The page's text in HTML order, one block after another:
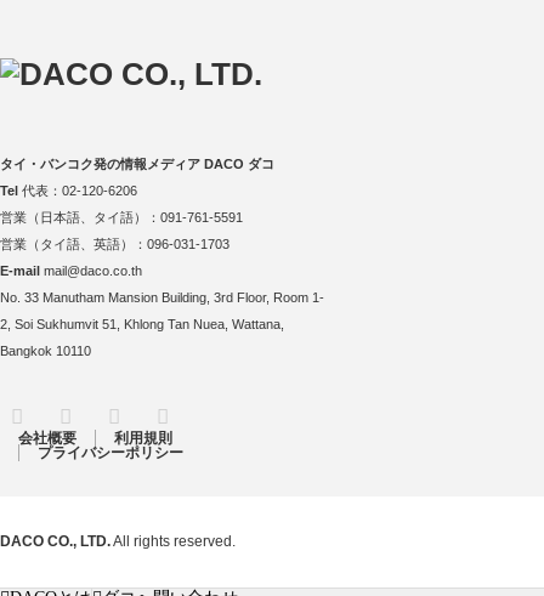
タイ・バンコク発の情報メディア DACO ダコ
Tel 代表：02-120-6206
営業（日本語、タイ語）：091-761-5591
営業（タイ語、英語）：096-031-1703
E-mail mail@daco.co.th
No. 33 Manutham Mansion Building, 3rd Floor, Room 1-
2, Soi Sukhumvit 51, Khlong Tan Nuea, Wattana,
Bangkok 10110
Twitter FacebookInstagram
会社概要
利用規則
プライバシーポリシー
DACO CO., LTD.All rights reserved.